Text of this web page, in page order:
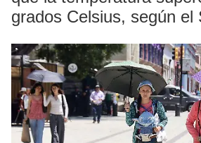
grados Celsius, según el